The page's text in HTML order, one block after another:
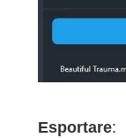
Esportare: